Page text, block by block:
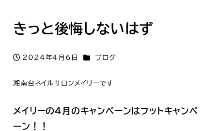
きっと後悔しないはず
投稿日
2024年4月6日 カテゴリー
ブログ
湘南台ネイルサロンメイリーです
メイリーの4月のキャンペーンはフットキャンペ
ーン！！